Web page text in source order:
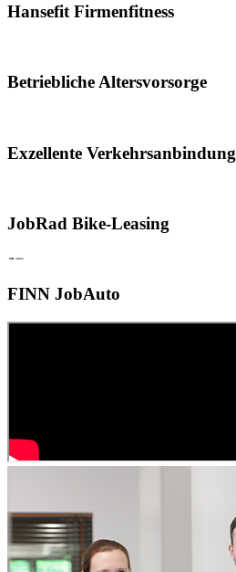
Hansefit Firmenfitness
Betriebliche Altersvorsorge
Exzellente Verkehrsanbindung
JobRad Bike-Leasing
FINN JobAuto